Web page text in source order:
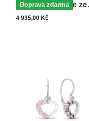
Doprava zdarma
MOISS náušnice ze
žlutého zlata SRDCE
4 935,00 Kč